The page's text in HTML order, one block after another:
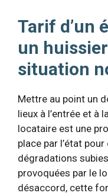
Tarif d’un
un
situation
Mettre au point un
lieux à l’entrée et à
locataire est une
place par l’état
dégradations
provoquées par le
désaccord, cette